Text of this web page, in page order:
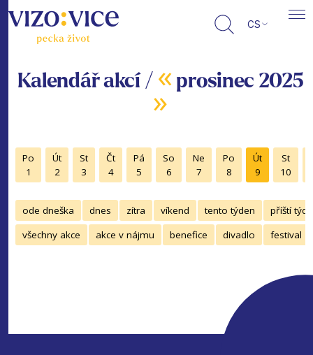
CS
Kalendář akcí / « prosinec 2025
»
Po
1
Út
2
St
3
Čt
4
Pá
5
So
6
Ne
7
Po
8
Út
9
St
10
ode dneška dnes zítra víkend tento týden
příští
všechny akce
akce v nájmu benefice divadlo festival